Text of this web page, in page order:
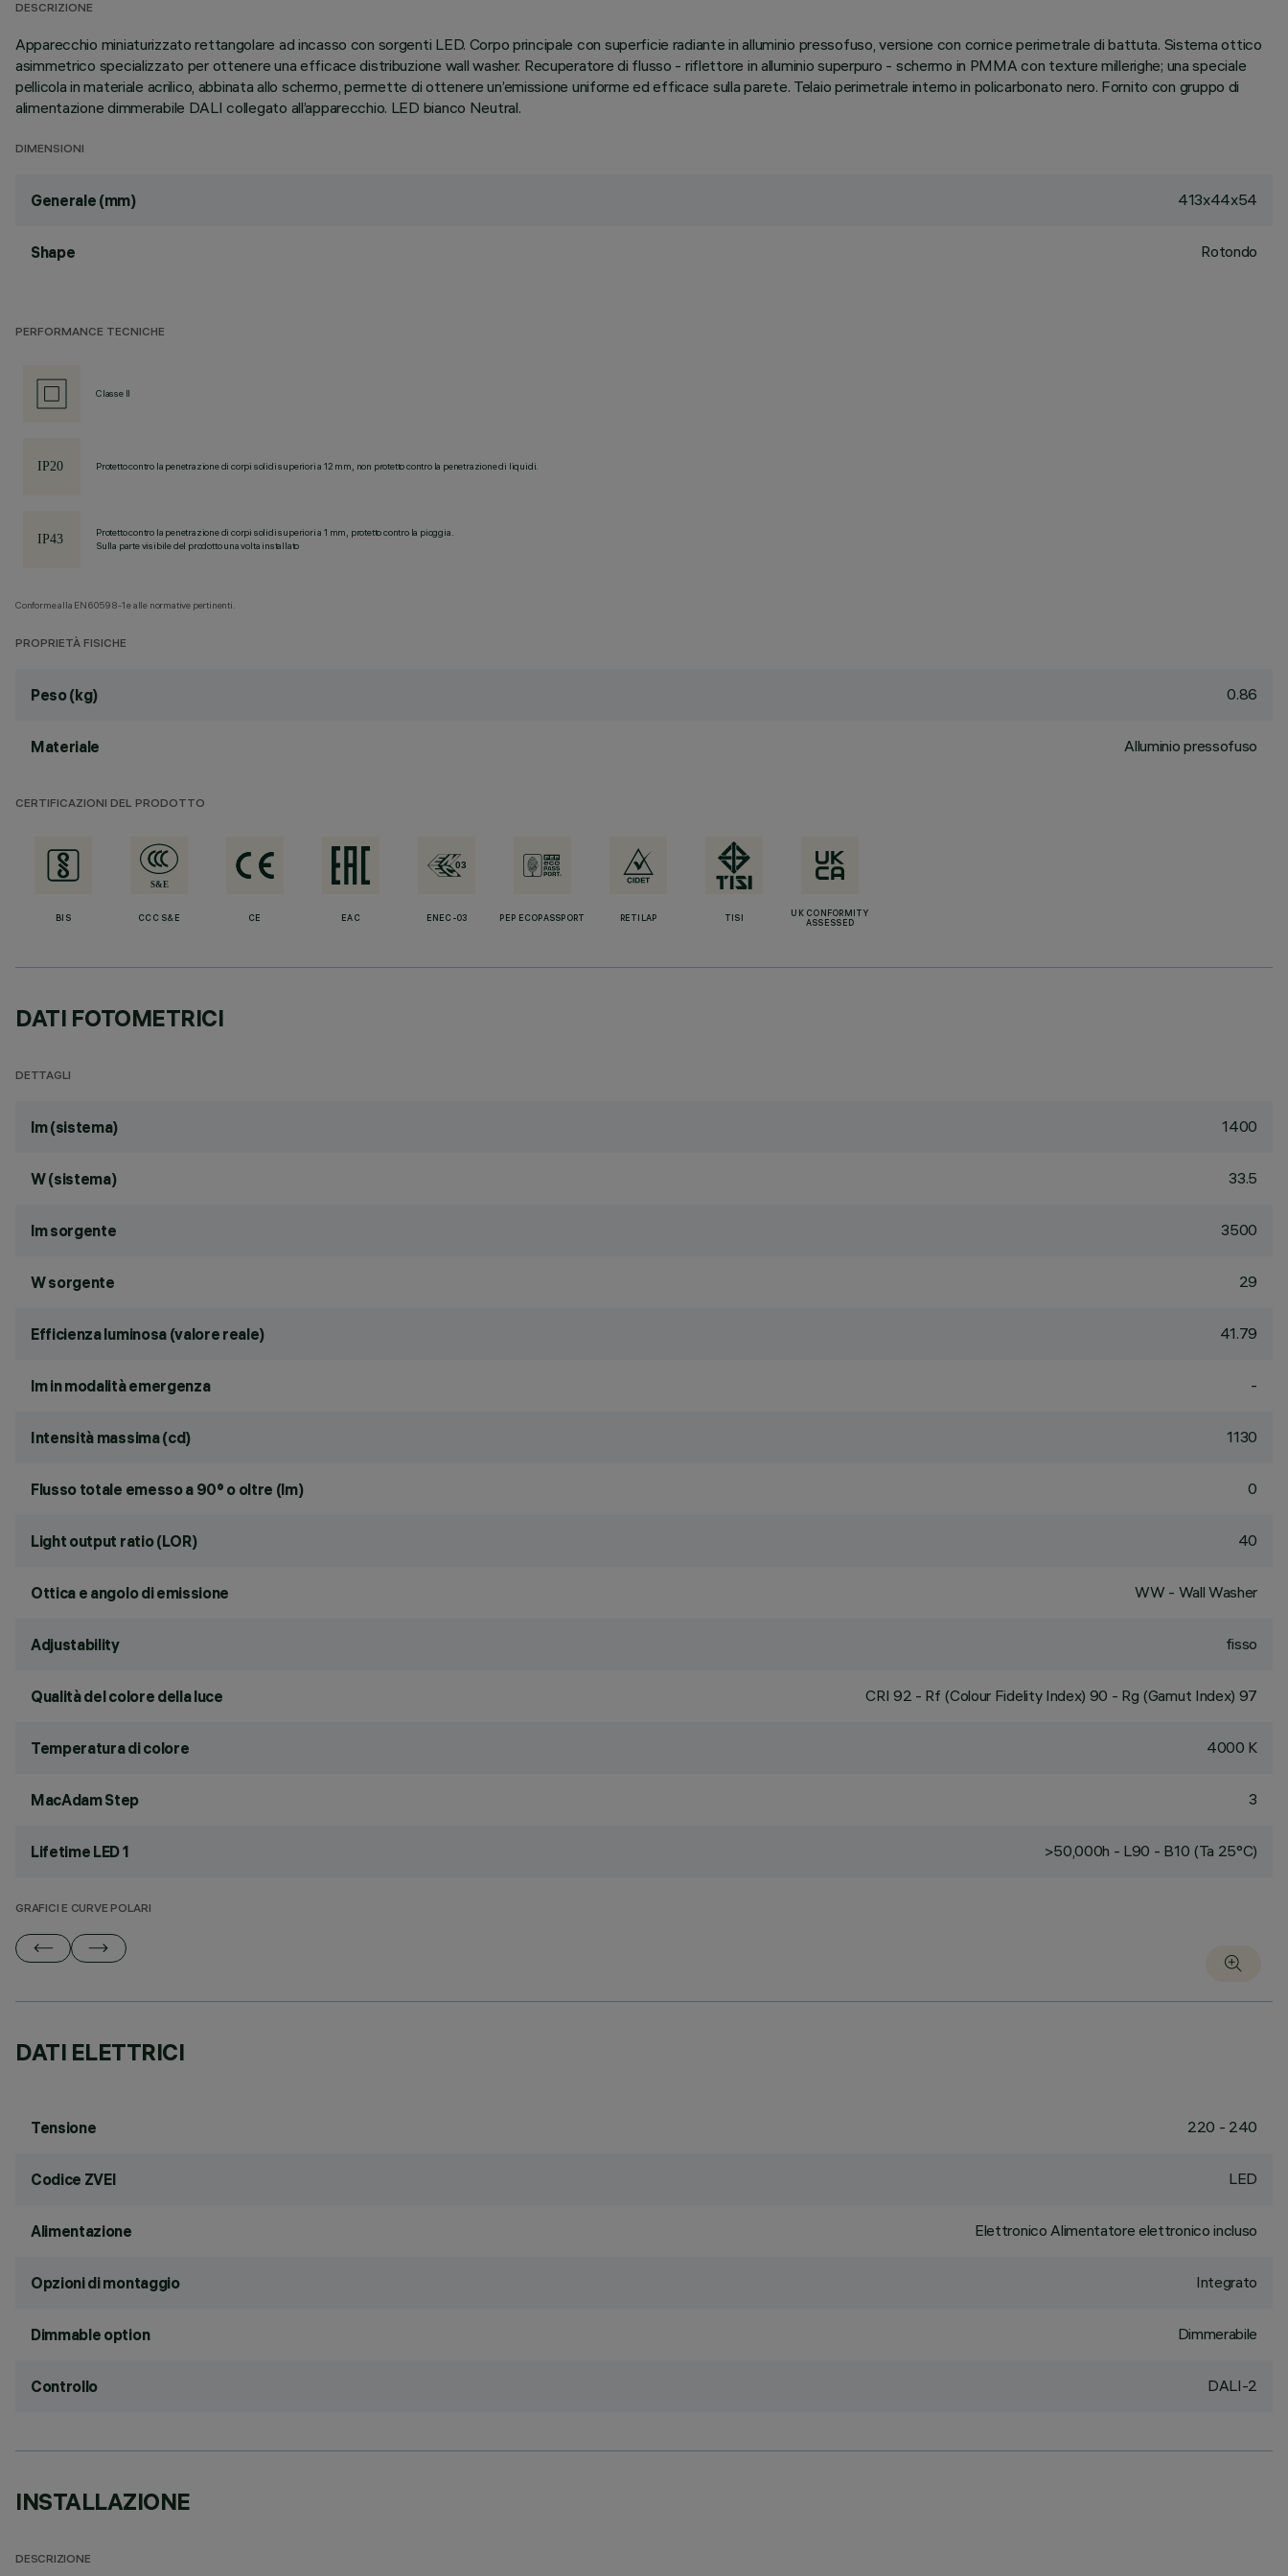
DESCRIZIONE
Apparecchio miniaturizzato rettangolare ad incasso con sorgenti LED. Corpo principale con superficie radiante in alluminio pressofuso, versione con cornice perimetrale di battuta. Sistema ottico
asimmetrico specializzato per ottenere una efficace distribuzione wall washer. Recuperatore di flusso - riflettore in alluminio superpuro - schermo in PMMA con texture millerighe; una speciale
pellicola in materiale acrilico, abbinata allo schermo, permette di ottenere un’emissione uniforme ed efficace sulla parete. Telaio perimetrale interno in policarbonato nero. Fornito con gruppo di
alimentazione dimmerabile DALI collegato all’apparecchio. LED bianco Neutral.
DIMENSIONI
Generale (mm) 413x44x54
Shape Rotondo
PERFORMANCE TECNICHE
Classe II
Protetto contro la penetrazione di corpi solidi superiori a 12 mm, non protetto contro la penetrazione di liquidi.
Protetto contro la penetrazione di corpi solidi superiori a 1 mm, protetto contro la pioggia.
Sulla parte visibile del prodotto una volta installato
Conforme alla EN60598-1 e alle normative pertinenti.
PROPRIETÀ FISICHE
Peso (kg) 0.86
Materiale Alluminio pressofuso
CERTIFICAZIONI DEL PRODOTTO
BIS CCC S&E CE EAC ENEC-03 PEP ECOPASSPORT RETILAP TISI
UK CONFORMITY
ASSESSED
DATI FOTOMETRICI
DETTAGLI
lm (sistema) 1400
W (sistema) 33.5
lm sorgente 3500
W sorgente 29
Efficienza luminosa (valore reale) 41.79
lm in modalità emergenza -
Intensità massima (cd) 1130
Flusso totale emesso a 90° o oltre (lm) 0
Light output ratio (LOR) 40
Ottica e angolo di emissione WW - Wall Washer
Adjustability fisso
Qualità del colore della luce CRI 92 - Rf (Colour Fidelity Index) 90 - Rg (Gamut Index) 97
Temperatura di colore 4000 K
MacAdam Step 3
Lifetime LED 1 >50,000h - L90 - B10 (Ta 25°C)
GRAFICI E CURVE POLARI
DATI ELETTRICI
Tensione 220 - 240
Codice ZVEI LED
Alimentazione Elettronico Alimentatore elettronico incluso
Opzioni di montaggio Integrato
Dimmable option Dimmerabile
Controllo DALI-2
INSTALLAZIONE
DESCRIZIONE